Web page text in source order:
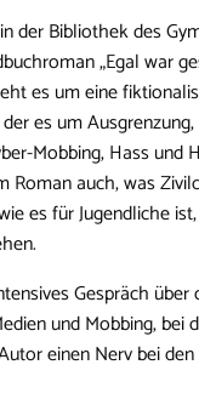
der Bibliothek des
„Egal war
es um eine
es um
Mobbing, Hass und
Roman auch, was
es für Jugendliche
Gespräch über
und Mobbing, bei
einen Nerv bei